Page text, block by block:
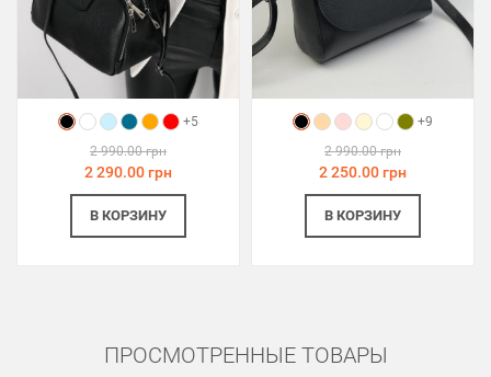
+5
2 990.00 грн
2 290.00 грн
В КОРЗИНУ
+9
2 990.00 грн
2 250.00 грн
В КОРЗИНУ
ПРОСМОТРЕННЫЕ ТОВАРЫ